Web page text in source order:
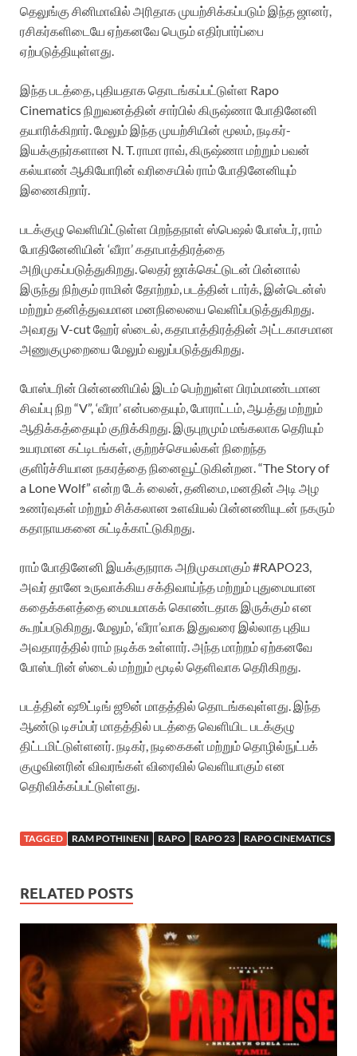
தெலுங்கு சினிமாவில் அரிதாக முயற்சிக்கப்படும் இந்த ஜானர்,
ரசிகர்களிடையே ஏற்கனவே பெரும் எதிர்பார்ப்பை
ஏற்படுத்தியுள்ளது.
இந்த படத்தை, புதியதாக தொடங்கப்பட்டுள்ள Rapo
Cinematics நிறுவனத்தின் சார்பில் கிருஷ்ணா போதினேனி
தயாரிக்கிறார். மேலும் இந்த முயற்சியின் மூலம், நடிகர்-
இயக்குநர்களான N. T. ராமா ராவ், கிருஷ்ணா மற்றும் பவன்
கல்யாண் ஆகியோரின் வரிசையில் ராம் போதினேனியும்
இணைகிறார்.
படக்குழு வெளியிட்டுள்ள பிறந்தநாள் ஸ்பெஷல் போஸ்டர், ராம்
போதினேனியின் ‘வீரா’ கதாபாத்திரத்தை
அறிமுகப்படுத்துகிறது. லெதர் ஜாக்கெட்டுடன் பின்னால்
இருந்து நிற்கும் ராமின் தோற்றம், படத்தின் டார்க், இன்டென்ஸ்
மற்றும் தனித்துவமான மனநிலையை வெளிப்படுத்துகிறது.
அவரது V-cut ஹேர் ஸ்டைல், கதாபாத்திரத்தின் அட்டகாசமான
அணுகுமுறையை மேலும் வலுப்படுத்துகிறது.
போஸ்டரின் பின்னணியில் இடம் பெற்றுள்ள பிரம்மாண்டமான
சிவப்பு நிற “V”, ‘வீரா’ என்பதையும், போராட்டம், ஆபத்து மற்றும்
ஆதிக்கத்தையும் குறிக்கிறது. இருபுறமும் மங்கலாக தெரியும்
உயரமான கட்டிடங்கள், குற்றச்செயல்கள் நிறைந்த
குளிர்ச்சியான நகரத்தை நினைவூட்டுகின்றன. “The Story of
a Lone Wolf” என்ற டேக் லைன், தனிமை, மனதின் அடி அழ
உணர்வுகள் மற்றும் சிக்கலான உளவியல் பின்னணியுடன் நகரும்
கதாநாயகனை சுட்டிக்காட்டுகிறது.
ராம் போதினேனி இயக்குநராக அறிமுகமாகும் #RAPO23,
அவர் தானே உருவாக்கிய சக்திவாய்ந்த மற்றும் புதுமையான
கதைக்களத்தை மையமாகக் கொண்டதாக இருக்கும் என
கூறப்படுகிறது. மேலும், ‘வீரா’வாக இதுவரை இல்லாத புதிய
அவதாரத்தில் ராம் நடிக்க உள்ளார். அந்த மாற்றம் ஏற்கனவே
போஸ்டரின் ஸ்டைல் மற்றும் மூடில் தெளிவாக தெரிகிறது.
படத்தின் ஷூட்டிங் ஜூன் மாதத்தில் தொடங்கவுள்ளது. இந்த
ஆண்டு டிசம்பர் மாதத்தில் படத்தை வெளியிட படக்குழு
திட்டமிட்டுள்ளனர். நடிகர், நடிகைகள் மற்றும் தொழில்நுட்பக்
குழுவினரின் விவரங்கள் விரைவில் வெளியாகும் என
தெரிவிக்கப்பட்டுள்ளது.
TAGGED RAM POTHINENI RAPO RAPO 23 RAPO CINEMATICS
RELATED POSTS